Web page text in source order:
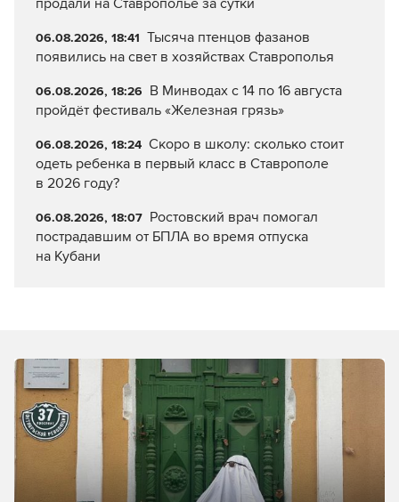
продали на Ставрополье за сутки
06.08.2026, 18:41 Тысяча птенцов фазанов
появились на свет в хозяйствах Ставрополья
06.08.2026, 18:26 В Минводах с 14 по 16 августа
пройдёт фестиваль «Железная грязь»
06.08.2026, 18:24 Скоро в школу: сколько стоит
одеть ребенка в первый класс в Ставрополе
в 2026 году?
06.08.2026, 18:07 Ростовский врач помогал
пострадавшим от БПЛА во время отпуска
на Кубани